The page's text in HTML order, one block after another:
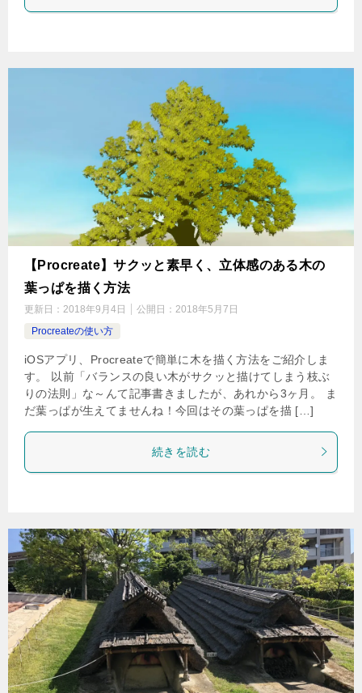
【Procreate】サクッと素早く、立体感のある木の
葉っぱを描く方法
更新日： 2018年9月4日 公開日： 2018年5月7日
Procreateの使い方
iOSアプリ、Procreateで簡単に木を描く方法をご紹介しま
す。 以前「バランスの良い木がサクッと描けてしまう枝ぶ
りの法則」な～んて記事書きましたが、あれから3ヶ月。 ま
だ葉っぱが生えてませんね！今回はその葉っぱを描 […]
続きを読む